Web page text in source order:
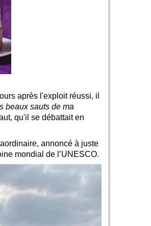
après l'exploit réussi, il
beaux sauts de ma
qu'il se débattait en
annoncé à juste
mondial de l’UNESCO.